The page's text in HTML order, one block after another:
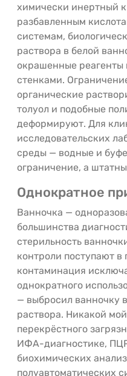
химически инертный
разбавленным
системам,
раствора в белой
окрашенные реагенты
стенками.
органические
толуол и подобные
деформируют. Для
исследовательских
среды — водные и
ограничение, а
Однократное
Ванночка —
большинства
стерильность
контроли поступают в
контаминация
однократного
— выбросил ванночку
раствора. Никакой
перекрёстного
ИФА-диагностике,
биохимических
полуавтоматических